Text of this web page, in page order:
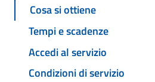
Cosa si ottiene
Tempi e scadenze
Accedi al servizio
Condizioni di servizio